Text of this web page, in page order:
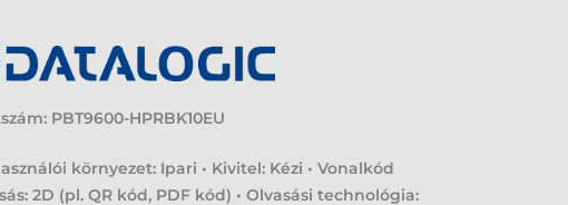
PBT9600-HPRBK10EU
környezet: Ipari • Kivitel: Kézi • Vonalkód
2D (pl. QR kód, PDF kód) • Olvasási technológia: